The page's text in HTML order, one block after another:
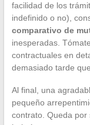
facilidad de los
indefinido o no),
comparativo de
inesperadas.
contractuales en
demasiado tarde
Al final, una
pequeño
contrato. Queda